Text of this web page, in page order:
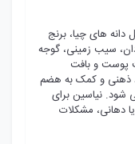
دانه های چیا، برنج
سیب زمینی، گوجه
پوست و بافت
ذهنی و کمک به هضم
شود. نیاسین برای
دهانی، مشکلات